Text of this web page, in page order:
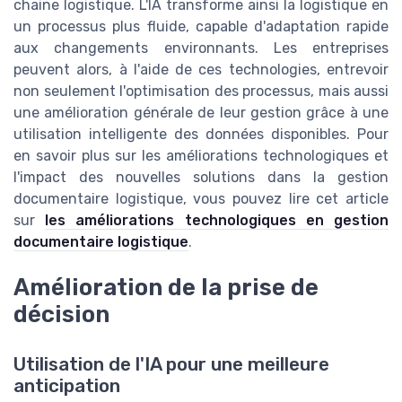
chaine logistique. L'IA transforme ainsi la logistique en
un processus plus fluide, capable d'adaptation rapide
aux changements environnants. Les entreprises
peuvent alors, à l'aide de ces technologies, entrevoir
non seulement l'optimisation des processus, mais aussi
une amélioration générale de leur gestion grâce à une
utilisation intelligente des données disponibles. Pour
en savoir plus sur les améliorations technologiques et
l'impact des nouvelles solutions dans la gestion
documentaire logistique, vous pouvez lire cet article
sur
les améliorations technologiques en gestion
documentaire logistique.
Amélioration de la prise de
décision
Utilisation de l'IA pour une meilleure
anticipation